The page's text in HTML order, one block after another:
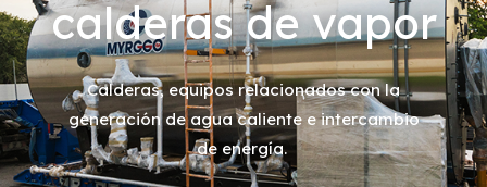
calderas de vapor
Calderas, equipos relacionados con la
generación de agua caliente e intercambio
de energía.